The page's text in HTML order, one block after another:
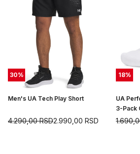
30%
Men's UA Tech Play Short
2.990,00 RSD
4.290,00RSD
18%
UA
3-Pack